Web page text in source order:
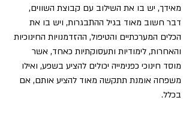
מאידך, יש בו את השילוב עם קבוצת השווים,
דבר חשוב מאוד בגיל ההתבגרות, ויש בו את
הכלים המערכתיים והטיפול, ההזדמנויות החינוכיות
והאחרות, לימודיות ותעסוקתיות כאחד, אשר
מוסד חינוכי כפנימייה יכולים להציע בשפע, ואילו
משפחה אומנת תתקשה מאוד להציע אותם, אם
בכלל.